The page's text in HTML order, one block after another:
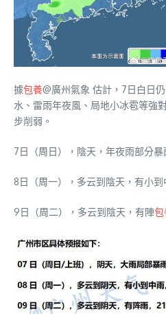
據包養@廣州氣象 估計，7日白日
水、雷雨年夜風、局地小冰雹等強
步削弱。
7日（周日），陰天，年夜雨部分
8日（周一），多云到陰天，有小到
9日（周二），多云到陰天，有陣包